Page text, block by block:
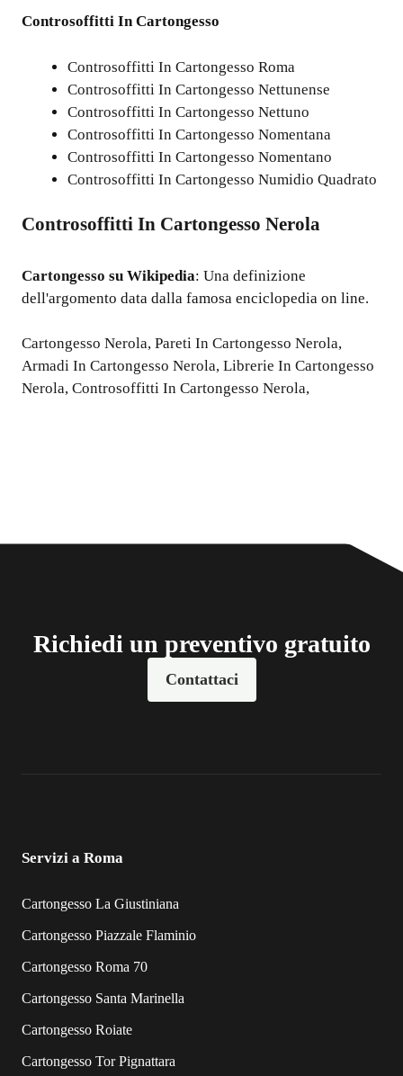
Controsoffitti In Cartongesso
Controsoffitti In Cartongesso Roma
Controsoffitti In Cartongesso Nettunense
Controsoffitti In Cartongesso Nettuno
Controsoffitti In Cartongesso Nomentana
Controsoffitti In Cartongesso Nomentano
Controsoffitti In Cartongesso Numidio Quadrato
Controsoffitti In Cartongesso Nerola
Cartongesso su Wikipedia: Una definizione
dell'argomento data dalla famosa enciclopedia on line.
Cartongesso Nerola, Pareti In Cartongesso Nerola,
Armadi In Cartongesso Nerola, Librerie In Cartongesso
Nerola, Controsoffitti In Cartongesso Nerola,
Richiedi un preventivo gratuito
Contattaci
Servizi a Roma
Cartongesso La Giustiniana
Cartongesso Piazzale Flaminio
Cartongesso Roma 70
Cartongesso Santa Marinella
Cartongesso Roiate
Cartongesso Tor Pignattara